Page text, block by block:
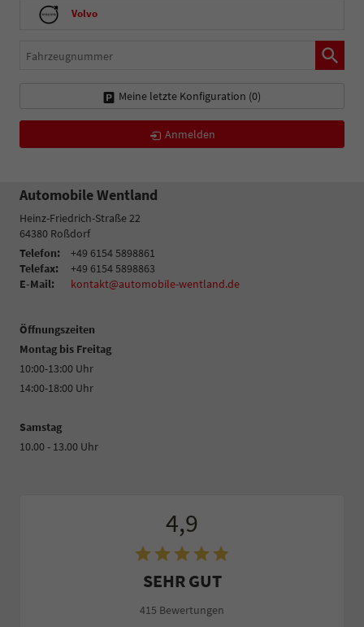
Volvo
Fahrzeugnummer
Meine letzte Konfiguration (0)
Anmelden
Automobile Wentland
Heinz-Friedrich-Straße 22
64380 Roßdorf
Telefon:
+49 6154 5898861
Telefax:
+49 6154 5898863
E-Mail:
kontakt@automobile-wentland.de
Öffnungszeiten
Montag bis Freitag
10:00-13:00 Uhr
14:00-18:00 Uhr
Samstag
10.00 - 13.00 Uhr
4,9
SEHR GUT
415 Bewertungen